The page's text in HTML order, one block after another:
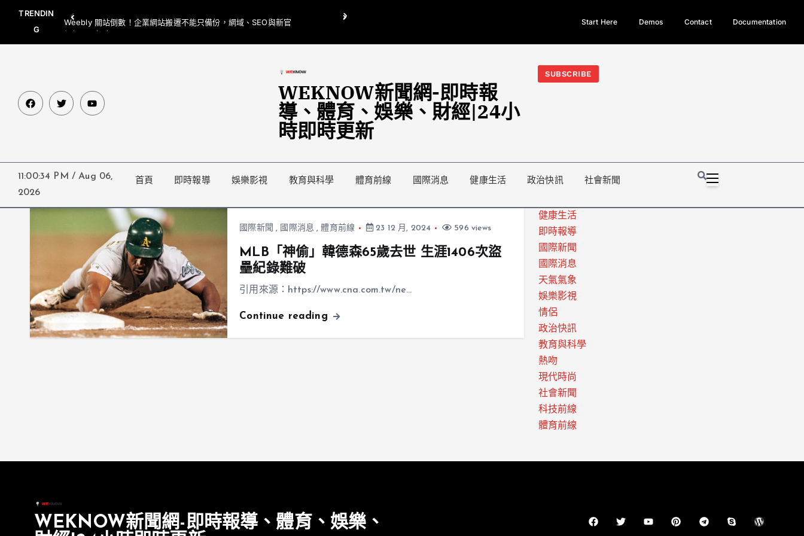
TRENDIN
G
Weebly 關站倒數！企業網站搬遷不能只備份，網域、SEO與新官
網都要一起處理
翁曉玲喊刪陸委會1295萬媒宣費惹議 梁文傑回「只能靠嘴巴」
今日熱門新聞TOP3｜西拉雅族正式成第17個原住民族、立院電競
光電場回
Start Here Demos Contact Documentation
WEKNOW新聞網-即時報
導、體育、娛樂、財經|24小
時即時更新
SUBSCRIBE
11:00:34 PM / Aug 06,
2026
首頁 即時報導 娛樂影視 教育與科學 體育前線 國際消息 健康生活 政治快訊 社會新聞
國際新聞 , 國際消息 ,體育前線 23 12 月, 2024 596 views
MLB「神偷」韓德森65歲去世 生涯1406次盜
壘紀錄難破
引用來源：https://www.cna.com.tw/ne…
Continue reading
健康生活
即時報導
國際新聞
國際消息
天氣氣象
娛樂影視
情侶
政治快訊
教育與科學
熱吻
現代時尚
社會新聞
科技前線
體育前線
WEKNOW新聞網-即時報導、體育、娛樂、